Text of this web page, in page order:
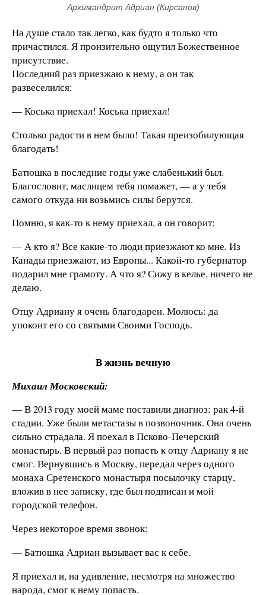
Архимандрит Адриан (Кирсанов)
На душе стало так легко, как будто я только что
причастился. Я пронзительно ощутил Божественное
присутствие.
Последний раз приезжаю к нему, а он так
развеселился:
— Коська приехал! Коська приехал!
Столько радости в нем было! Такая преизобилующая
благодать!
Батюшка в последние годы уже слабенький был.
Благословит, маслицем тебя помажет, — а у тебя
самого откуда ни возьмись силы берутся.
Помню, я как-то к нему приехал, а он говорит:
— А кто я? Все какие-то люди приезжают ко мне. Из
Канады приезжают, из Европы... Какой-то губернатор
подарил мне грамоту. А что я? Сижу в келье, ничего не
делаю.
Отцу Адриану я очень благодарен. Молюсь: да
упокоит его со святыми Своими Господь.
В жизнь вечную
Михаил Московский:
— В 2013 году моей маме поставили диагноз: рак 4-й
стадии. Уже были метастазы в позвоночник. Она очень
сильно страдала. Я поехал в Псково-Печерский
монастырь. В первый раз попасть к отцу Адриану я не
смог. Вернувшись в Москву, передал через одного
монаха Сретенского монастыря посылочку старцу,
вложив в нее записку, где был подписан и мой
городской телефон.
Через некоторое время звонок:
— Батюшка Адриан вызывает вас к себе.
Я приехал и, на удивление, несмотря на множество
народа, смог к нему попасть.